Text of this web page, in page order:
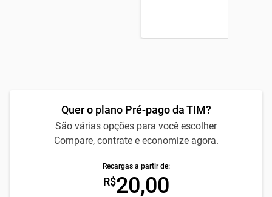
Quer o plano Pré-pago da TIM?
São várias opções para você escolher
Compare, contrate e economize agora.
Recargas a partir de:
R$20,00